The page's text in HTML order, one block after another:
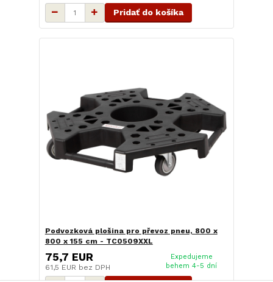
Pridať do košíka
Podvozková plošina pro převoz pneu, 800 x
800 x 155 cm - TC0509XXL
75,7 EUR
61,5 EUR bez DPH
Expedujeme
behem 4-5 dní